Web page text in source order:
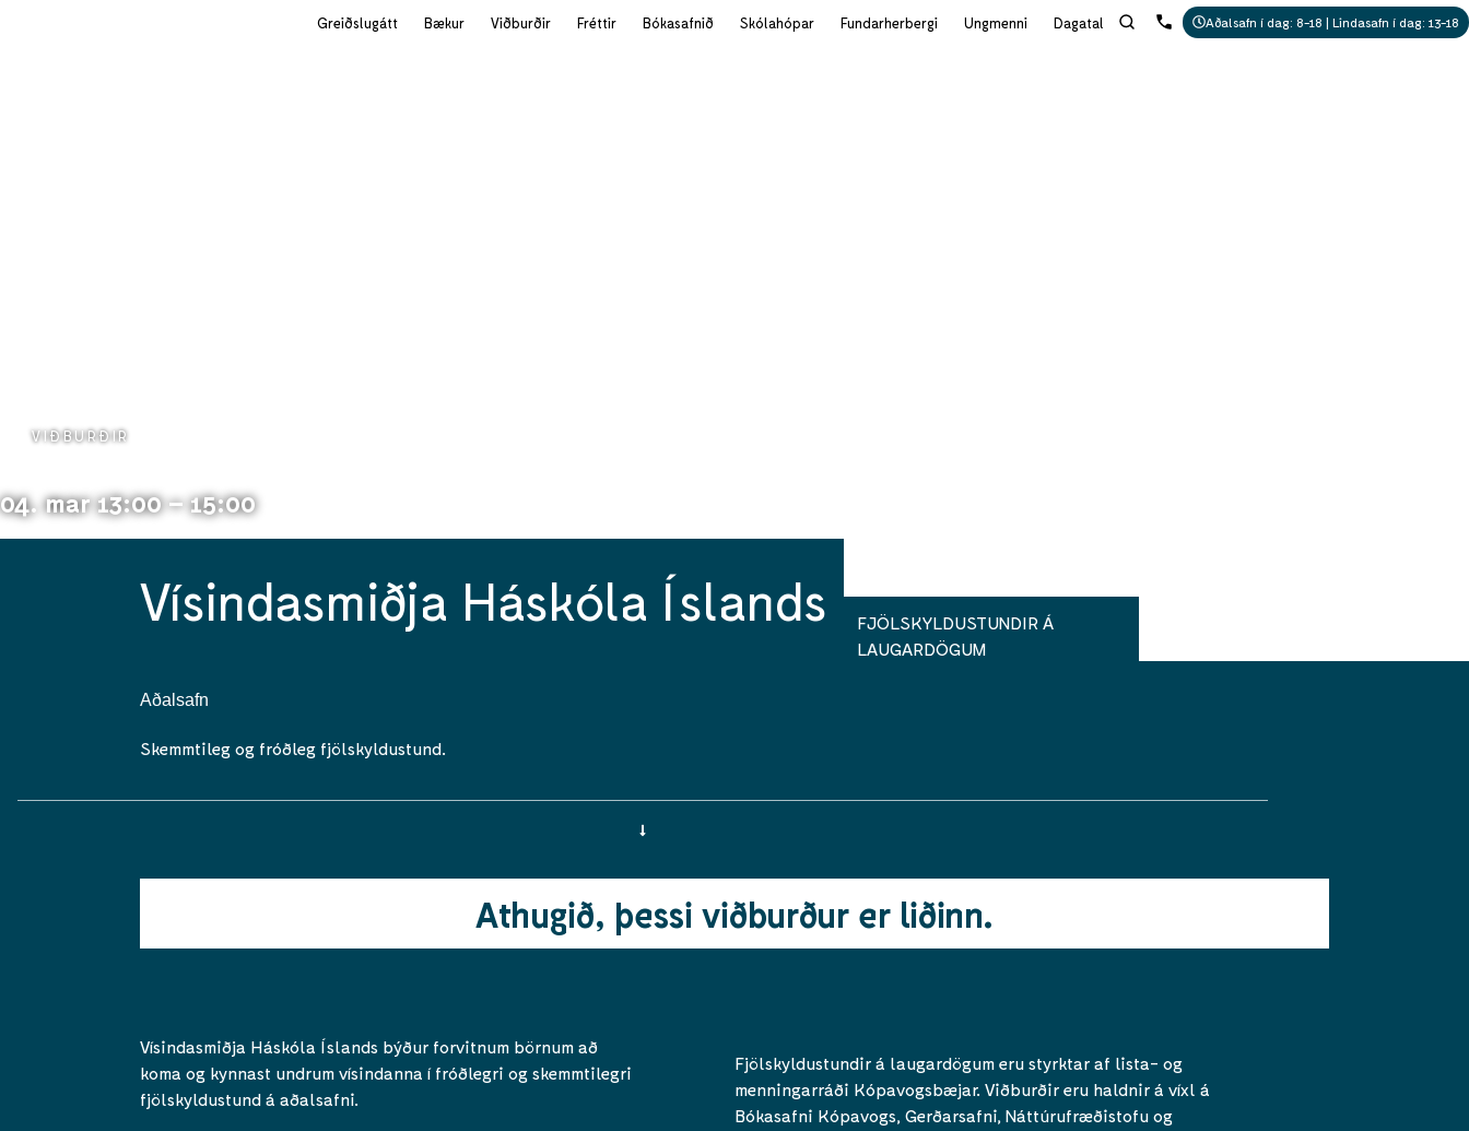
Greiðslugátt Bækur Viðburðir Fréttir Bókasafnið Skólahópar Fundarherbergi Ungmenni Dagatal Aðalsafn í dag: 8-18 | Lindasafn í dag: 13-18
VIÐBURÐIR
04. mar 13:00 – 15:00
Vísindasmiðja Háskóla Íslands
FJÖLSKYLDUSTUNDIR Á
LAUGARDÖGUM
Aðalsafn
Skemmtileg og fróðleg fjölskyldustund.
Athugið, þessi viðburður er liðinn.
Vísindasmiðja Háskóla Íslands býður forvitnum börnum að
koma og kynnast undrum vísindanna í fróðlegri og skemmtilegri
fjölskyldustund á aðalsafni.
Fjölskyldustundir á laugardögum eru styrktar af lista- og
menningarráði Kópavogsbæjar. Viðburðir eru haldnir á víxl á
Bókasafni Kópavogs, Gerðarsafni, Náttúrufræðistofu og